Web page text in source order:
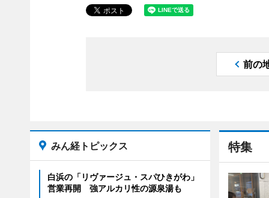
前の
特集
みん経トピックス
白浜の「リヴァージュ・スパひきがわ」
営業再開 強アルカリ性の源泉湯も